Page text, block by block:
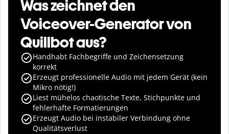
Was zeichnet den
Voiceover-Generator von
Quillbot aus?
Handhabt Fachbegriffe und Zeichensetzung
korrekt
Erzeugt professionelle Audio mit jedem Gerät (kein
Mikro nötig!)
Liest mühelos chaotische Texte, Stichpunkte und
fehlerhafte Formatierungen
Erzeugt Audio bei instabiler Verbindung ohne
Qualitätsverlust